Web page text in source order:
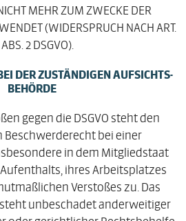
MEHR ZUM ZWECKE DER
(WIDERSPRUCH NACH ART.
ABS. 2 DSGVO).
DER ZUSTÄNDIGEN AUFSICHTS­
BEHÖRDE
gegen die DSGVO steht den
Beschwerderecht bei einer
in dem Mitgliedstaat
ihres Arbeitsplatzes
Verstoßes zu. Das
unbeschadet anderweitiger